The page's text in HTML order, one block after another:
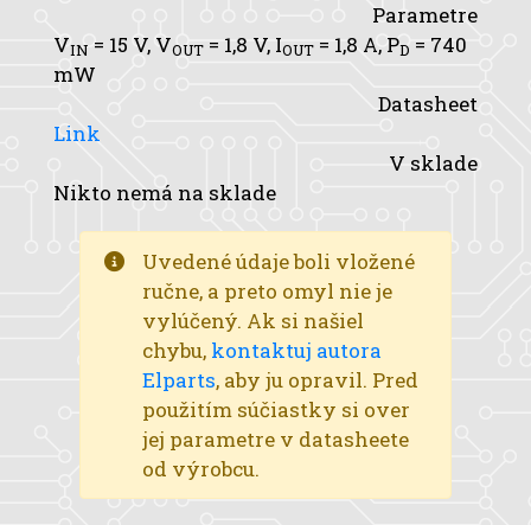
Parametre
VIN = 15 V, VOUT = 1,8 V, IOUT = 1,8 A, PD = 740
mW
Datasheet
Link
V sklade
Nikto nemá na sklade
Uvedené údaje boli vložené
ručne, a preto omyl nie je
vylúčený. Ak si našiel
chybu, kontaktuj autora
Elparts, aby ju opravil. Pred
použitím súčiastky si over
jej parametre v datasheete
od výrobcu.